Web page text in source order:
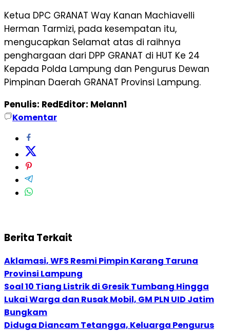
Ketua DPC GRANAT Way Kanan Machiavelli
Herman Tarmizi, pada kesempatan itu,
mengucapkan Selamat atas di raihnya
penghargaan dari DPP GRANAT di HUT Ke 24
Kepada Polda Lampung dan Pengurus Dewan
Pimpinan Daerah GRANAT Provinsi Lampung.
Penulis: RedEditor: Melann1
Komentar
Berita Terkait
Aklamasi, WFS Resmi Pimpin Karang Taruna
Provinsi Lampung
Soal 10 Tiang Listrik di Gresik Tumbang Hingga
Lukai Warga dan Rusak Mobil, GM PLN UID Jatim
Bungkam
Diduga Diancam Tetangga, Keluarga Pengurus